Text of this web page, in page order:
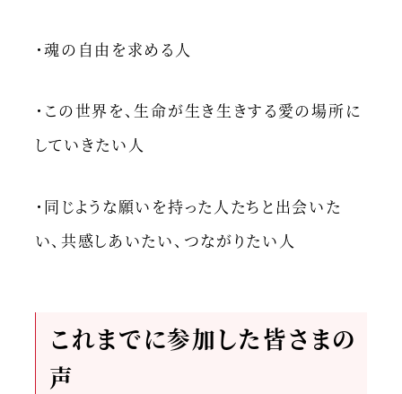
・魂の自由を求める人
・この世界を、生命が生き生きする愛の場所に
していきたい人
・同じような願いを持った人たちと出会いた
い、共感しあいたい、つながりたい人
これまでに参加した皆さまの
声